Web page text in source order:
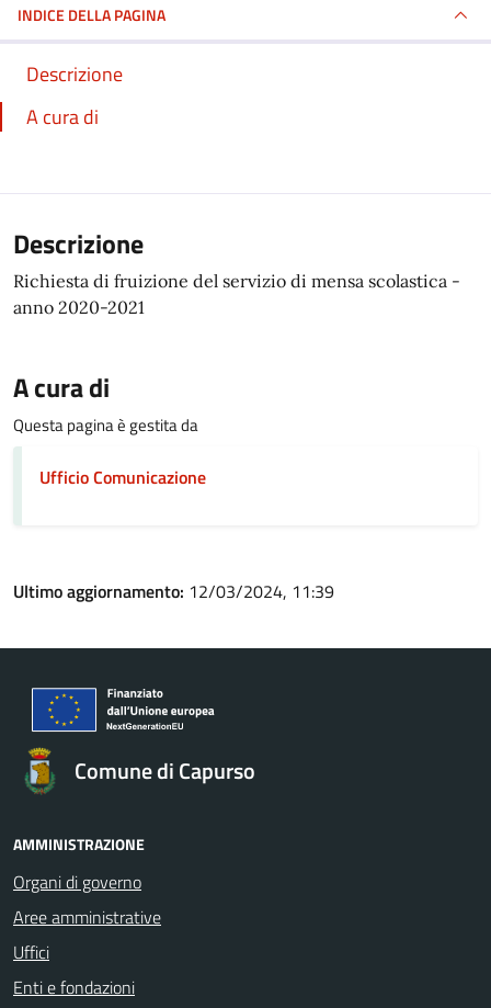
INDICE DELLA PAGINA
Descrizione
A cura di
Descrizione
Richiesta di fruizione del servizio di mensa scolastica -
anno 2020-2021
A cura di
Questa pagina è gestita da
Ufficio Comunicazione
Ultimo aggiornamento: 12/03/2024, 11:39
Comune di Capurso
AMMINISTRAZIONE
Organi di governo
Aree amministrative
Uffici
Enti e fondazioni